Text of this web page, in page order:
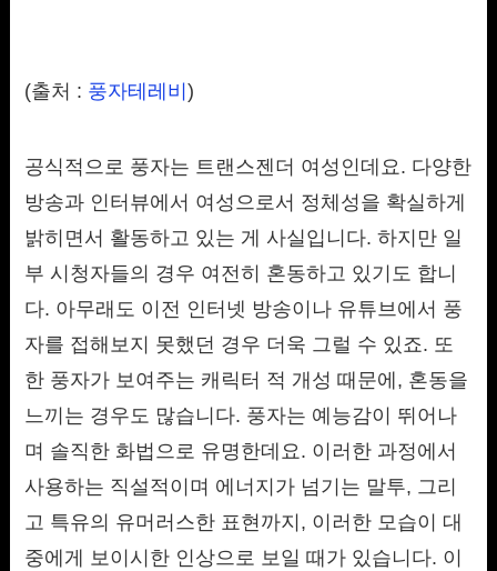
(출처 : 풍자테레비)
공식적으로 풍자는 트랜스젠더 여성인데요. 다양한
방송과 인터뷰에서 여성으로서 정체성을 확실하게
밝히면서 활동하고 있는 게 사실입니다. 하지만 일
부 시청자들의 경우 여전히 혼동하고 있기도 합니
다. 아무래도 이전 인터넷 방송이나 유튜브에서 풍
자를 접해보지 못했던 경우 더욱 그럴 수 있죠. 또
한 풍자가 보여주는 캐릭터 적 개성 때문에, 혼동을
느끼는 경우도 많습니다. 풍자는 예능감이 뛰어나
며 솔직한 화법으로 유명한데요. 이러한 과정에서
사용하는 직설적이며 에너지가 넘기는 말투, 그리
고 특유의 유머러스한 표현까지, 이러한 모습이 대
중에게 보이시한 인상으로 보일 때가 있습니다. 이